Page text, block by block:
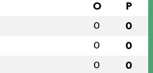
O P
0 0
0 0
0 0